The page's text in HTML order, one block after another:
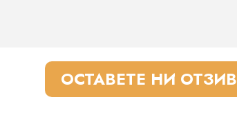
ОСТАВЕТЕ НИ ОТЗИВ